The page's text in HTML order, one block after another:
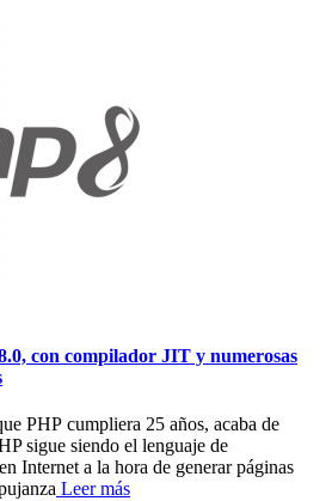
con compilador JIT y numerosas
PHP cumpliera 25 años, acaba de
sigue siendo el lenguaje de
Internet a la hora de generar páginas
Leer más